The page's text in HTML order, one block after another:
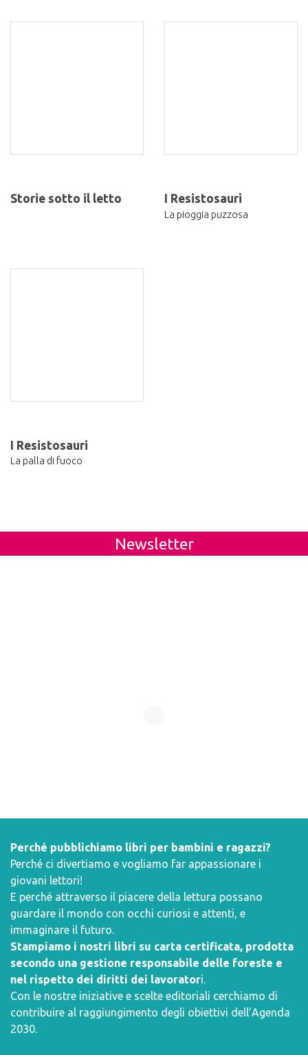
Storie sotto il letto I Resistosauri
La pioggia puzzosa
I Resistosauri
La palla di fuoco
Newsletter
Perché pubblichiamo libri per bambini e ragazzi?
Perché ci divertiamo e vogliamo far appassionare i
giovani lettori!
E perché attraverso il piacere della lettura possano
guardare il mondo con occhi curiosi e attenti, e
immaginare il futuro.
Stampiamo i nostri libri su carta certificata, prodotta
secondo una gestione responsabile delle foreste e
nel rispetto dei diritti dei lavoratori.
Con le nostre iniziative e scelte editoriali cerchiamo di
contribuire al raggiungimento degli obiettivi dell’Agenda
2030.